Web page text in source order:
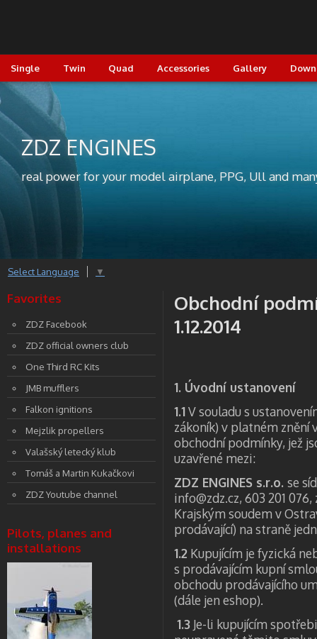
Single Twin Quad Accessories Gallery
ZDZ ENGINES
real power for your model airplane, PPG, Ull and
Obchodní
1.12.2014
1. Úvodní ustanovení
1.1V souladu s
zákoník) v platném znění
obchodní podmínky, jež
uzavřené mezi:
ZDZ ENGINES s.r.o.se
info@zdz.cz, 603 201
Krajským soudem v
prodávající) na straně
1.2 Kupujícím je fyzická
s prodávajícím kupní
obchodu prodávajícího
(dále jen eshop).
1.3 Je-li kupujícím
Select Language ▼
Favorites
ZDZ Facebook
ZDZ official owners club
One Third RC Kits
JMB mufflers
Falkon ignitions
Mejzlik propellers
Valašský letecký klub
Tomáš a Martin Kukačkovi
ZDZ Youtube channel
Pilots, planes and
installations